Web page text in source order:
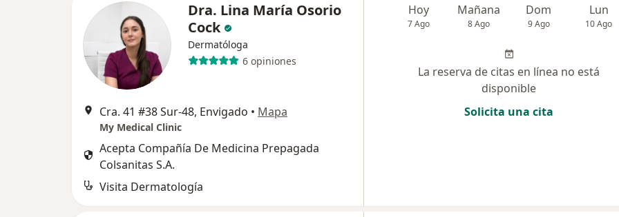
Dra. Lina María Osorio
Cock
Dermatóloga
6 opiniones
Cra. 41 #38 Sur-48, Envigado • Mapa
My Medical Clinic
Acepta Compañía De Medicina Prepagada
Colsanitas S.A.
Visita Dermatología
Hoy
7 Ago
Mañana
8 Ago
Dom
9 Ago
Lun
10 Ago
La reserva de citas en línea no está
disponible
Solicita una cita